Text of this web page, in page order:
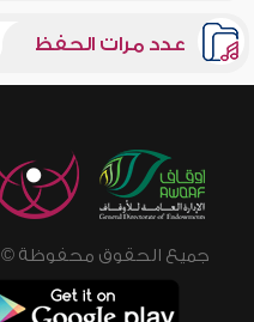
عدد مرات الحفظ
جميع الحقوق محفوظة © 2026 - 1998 لشبكة إسلام ويب